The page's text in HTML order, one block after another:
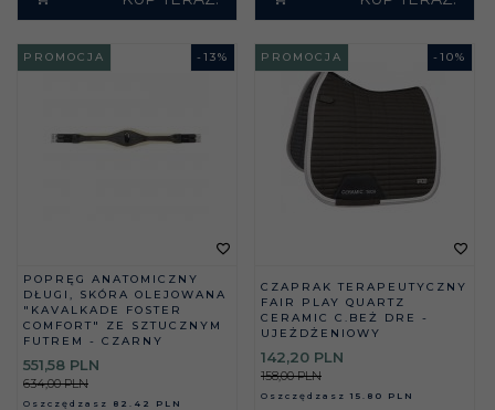
- 13%
PROMOCJA
POPRĘG ANATOMICZNY
DŁUGI, SKÓRA OLEJOWANA
"KAVALKADE FOSTER
COMFORT" ZE SZTUCZNYM
FUTREM - CZARNY
551,58 PLN
634,00 PLN
Oszczędzasz 82.42 PLN
- 10%
PROMOCJA
CZAPRAK TERAPEUTYCZNY
FAIR PLAY QUARTZ
CERAMIC C.BEŻ DRE -
UJEŻDŻENIOWY
142,20 PLN
158,00 PLN
Oszczędzasz 15.80 PLN